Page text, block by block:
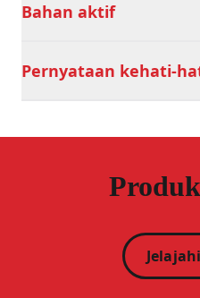
Bahan aktif
Pernyataan kehati-